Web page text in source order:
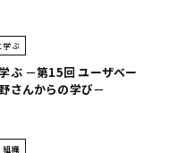
学ぶ
ぶ －第15回 ユーザベー
さんからの学び－
組織